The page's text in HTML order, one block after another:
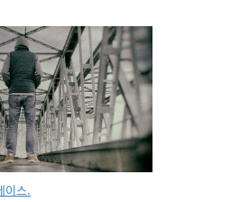
이스.